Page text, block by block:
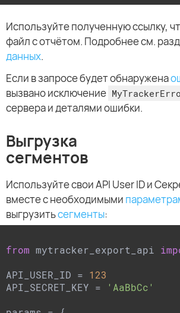
Используйте полученную ссылку,
файл с отчётом. Подробнее см.
данных.
Если в запросе будет обнаружена
вызвано исключение
сервера и деталями ошибки.
Выгрузка
сегментов
Используйте свои API User ID и
вместе с необходимыми
выгрузитьсегменты:
from mytracker_export_api
API_USER_ID = 123
API_SECRET_KEY =
'AaBbCc'